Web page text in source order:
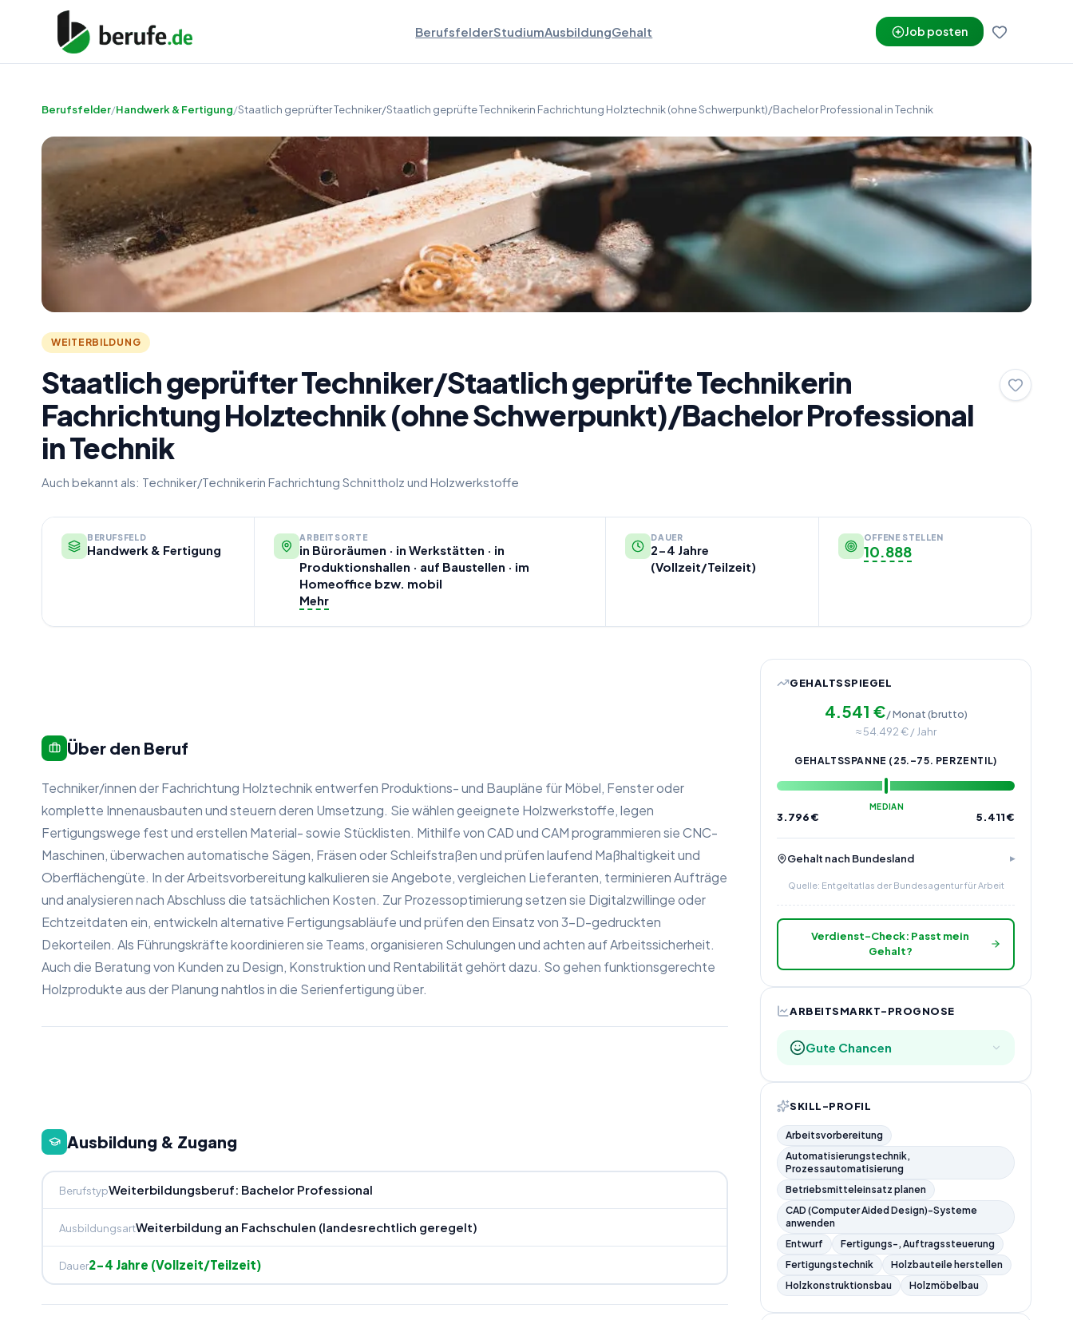
BerufsfelderStudiumAusbildungGehalt Job posten
Berufsfelder/Handwerk & Fertigung/Staatlich geprüfter Techniker/Staatlich geprüfte Technikerin Fachrichtung Holztechnik (ohne Schwerpunkt)/Bachelor Professional in Technik
WEITERBILDUNG
Staatlich geprüfter Techniker/Staatlich geprüfte Technikerin
Fachrichtung Holztechnik (ohne Schwerpunkt)/Bachelor Professional
in Technik
Auch bekannt als: Techniker/Technikerin Fachrichtung Schnittholz und Holzwerkstoffe
BERUFSFELD
Handwerk & Fertigung
ARBEITSORTE
in Büroräumen · in Werkstätten · in
Produktionshallen · auf Baustellen · im
Homeoffice bzw. mobil
Mehr
DAUER
2-4 Jahre
(Vollzeit/Teilzeit)
OFFENE STELLEN
10.888
Über den Beruf
Techniker/innen der Fachrichtung Holztechnik entwerfen Produktions- und Baupläne für Möbel, Fenster oder
komplette Innenausbauten und steuern deren Umsetzung. Sie wählen geeignete Holzwerkstoffe, legen
Fertigungswege fest und erstellen Material- sowie Stücklisten. Mithilfe von CAD und CAM programmieren sie CNC-
Maschinen, überwachen automatische Sägen, Fräsen oder Schleifstraßen und prüfen laufend Maßhaltigkeit und
Oberflächengüte. In der Arbeitsvorbereitung kalkulieren sie Angebote, vergleichen Lieferanten, terminieren Aufträge
und analysieren nach Abschluss die tatsächlichen Kosten. Zur Prozessoptimierung setzen sie Digitalzwillinge oder
Echtzeitdaten ein, entwickeln alternative Fertigungsabläufe und prüfen den Einsatz von 3-D-gedruckten
Dekorteilen. Als Führungskräfte koordinieren sie Teams, organisieren Schulungen und achten auf Arbeitssicherheit.
Auch die Beratung von Kunden zu Design, Konstruktion und Rentabilität gehört dazu. So gehen funktionsgerechte
Holzprodukte aus der Planung nahtlos in die Serienfertigung über.
Ausbildung & Zugang
BerufstypWeiterbildungsberuf: Bachelor Professional
AusbildungsartWeiterbildung an Fachschulen (landesrechtlich geregelt)
Dauer2-4 Jahre (Vollzeit/Teilzeit)
GEHALTSSPIEGEL
4.541 €/ Monat (brutto)
≈54.492€ / Jahr
GEHALTSSPANNE (25.–75. PERZENTIL)
MEDIAN
3.796€ 5.411€
Gehalt nach Bundesland
Quelle: Entgeltatlas der Bundesagentur für Arbeit
Verdienst-Check: Passt mein
Gehalt?
ARBEITSMARKT-PROGNOSE
Gute Chancen
SKILL-PROFIL
Arbeitsvorbereitung
Automatisierungstechnik,
Prozessautomatisierung
Betriebsmitteleinsatz planen
CAD (Computer Aided Design)-Systeme
anwenden
Entwurf
Fertigungs-, Auftragssteuerung
Fertigungstechnik
Holzbauteile herstellen
Holzkonstruktionsbau
Holzmöbelbau